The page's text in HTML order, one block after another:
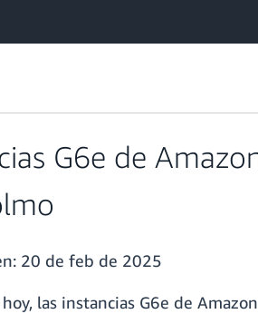
G6e de
20 de feb de 2025
las instancias G6e de